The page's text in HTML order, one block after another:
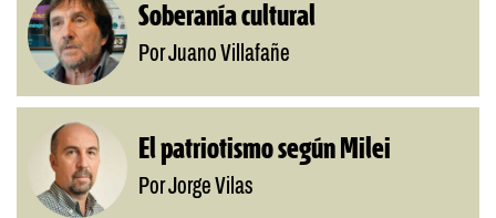
Soberanía cultural
Por Juano Villafañe
El patriotismo según Milei
Por Jorge Vilas